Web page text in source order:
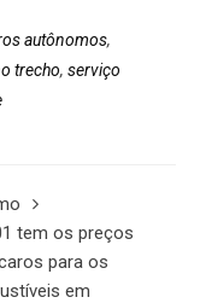
autônomos,
trecho, serviço
tem os preços
para os
em